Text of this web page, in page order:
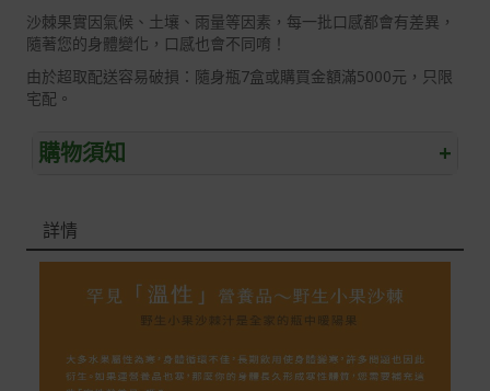
沙棘果實因氣候、土壤、雨量等因素，每一批口感都會有差異，
隨著您的身體變化，口感也會不同唷！
由於超取配送容易破損：隨身瓶7盒或購買金額滿5000元，只限
宅配。
購物須知 +
本網站消費者享有商品到貨七天鑑賞期之權益(鑑賞期並非
試用期)。
到貨七天內消費者有權申請退貨或換貨；超過七天以上(含
假日)，恕無法辦理。
退回之商品必須是全新狀態且完整包裝(含商品、附件、包
裝、紙箱及所有附隨文件或資料)。
詳情